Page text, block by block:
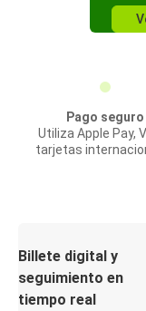
Pago seguro
Utiliza Apple Pay,
tarjetas
Billete digital y
seguimiento en
tiempo real